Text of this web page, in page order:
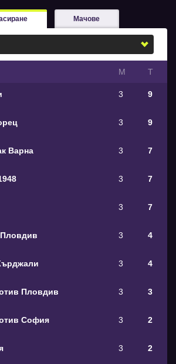
Мачове
М Т
3 9
3 9
Варна 3 7
3 7
3 7
3 4
3 4
Пловдив 3 3
София 3 2
3 2